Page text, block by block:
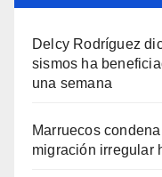
Delcy Rodríguez
sismos ha
una semana
Marruecos
migración irregular